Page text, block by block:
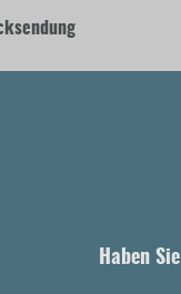
Haben